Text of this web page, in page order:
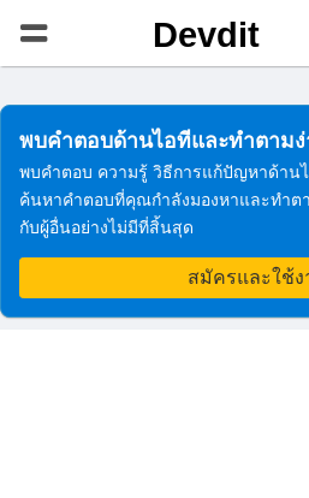
Devdit
พบคำตอบด้านไอทีและทำตามง่
พบคำตอบ ความรู้ วิธีการแก้ปัญหาด้าน
ค้นหาคำตอบที่คุณกำลังมองหาและทำต
กับผู้อื่นอย่างไม่มีที่สิ้นสุด
สมัครและใช้ง